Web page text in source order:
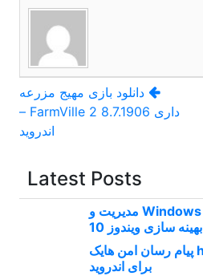
دانلود بازی مهیج مزرعه
داری FarmVille 2 8.7.1906 –
اندروید
Latest Posts
برنامه Windows 10 Manager مدیریت و
بهینه سازی ویندوز 10
برنامه hike messenger پیام‌ رسان‌ امن هایک
برای اندروید